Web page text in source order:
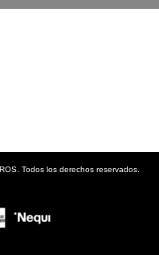
Todos los derechos reservados.